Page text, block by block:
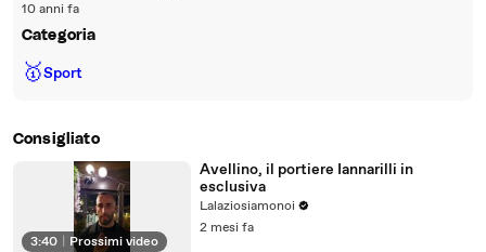
10 anni fa
Categoria
🥇Sport
Consigliato
3:40 Prossimi video
Avellino, il portiere Iannarilli in
esclusiva
Lalaziosiamonoi
2 mesi fa